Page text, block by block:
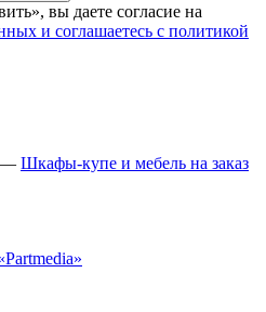
вы даете согласие на
и соглашаетесь c политикой
— Шкафы-купе и мебель на заказ